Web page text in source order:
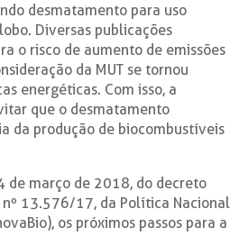
desmatamento para uso
Diversas publicações
o risco de aumento de emissões
da MUT se tornou
energéticas. Com isso, a
que o desmatamento
da produção de biocombustíveis
de março de 2018, do decreto
13.576/17, da Política Nacional
os próximos passos para a